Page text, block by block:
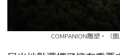
COMPANION雕塑。（